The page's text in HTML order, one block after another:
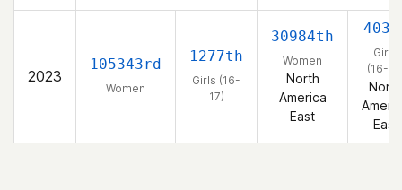
2023
105343rd
Women
1277th
Girls (16-
17)
30984th
Women
North
America
East
Girls
(16-
North
East